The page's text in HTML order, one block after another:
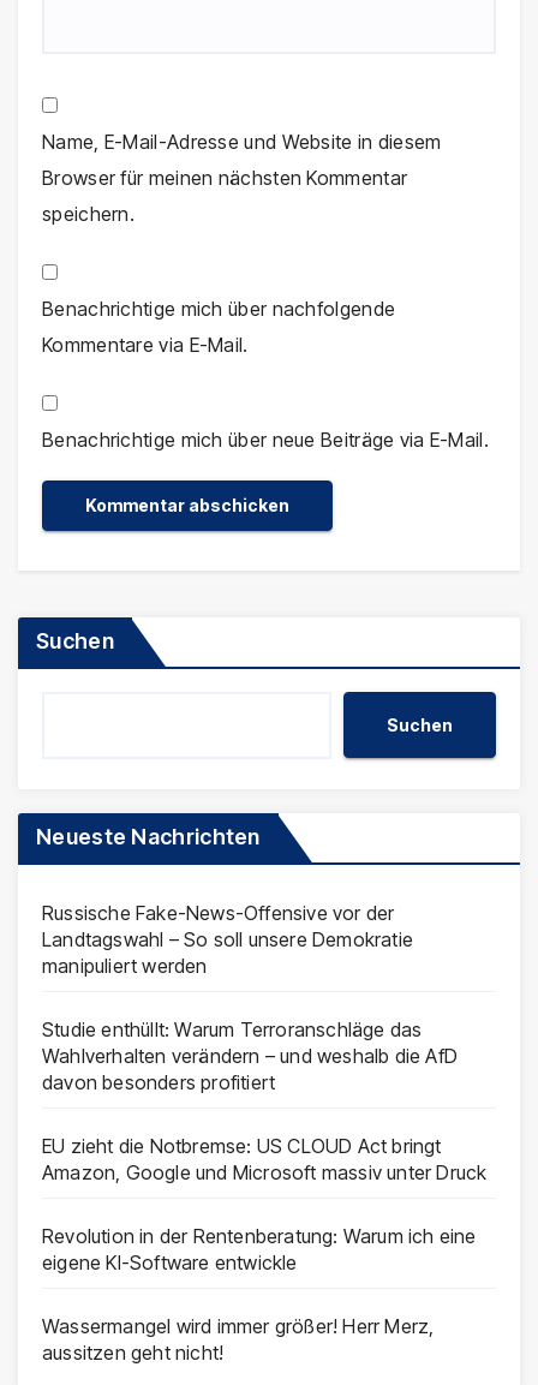
Name, E-Mail-Adresse und Website in diesem
Browser für meinen nächsten Kommentar
speichern.
Benachrichtige mich über nachfolgende
Kommentare via E-Mail.
Benachrichtige mich über neue Beiträge via E-Mail.
Suchen
Suchen
Neueste Nachrichten
Russische Fake-News-Offensive vor der
Landtagswahl – So soll unsere Demokratie
manipuliert werden
Studie enthüllt: Warum Terroranschläge das
Wahlverhalten verändern – und weshalb die AfD
davon besonders profitiert
EU zieht die Notbremse: US CLOUD Act bringt
Amazon, Google und Microsoft massiv unter Druck
Revolution in der Rentenberatung: Warum ich eine
eigene KI-Software entwickle
Wassermangel wird immer größer! Herr Merz,
aussitzen geht nicht!